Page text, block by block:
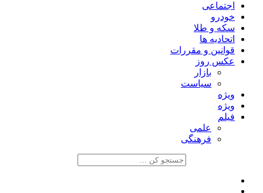
اجتماعی
خودرو
سکه و طلا
اتحادیه ها
قوانین و مقررات
عکس روز
بازار
سیاست
ویژه
ویژه
فیلم
علمی
فرهنگی